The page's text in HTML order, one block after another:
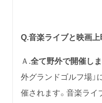
Q.音楽ライブと映画
Ａ.全て野外で開催し
外グランドゴルフ場」
催されます。音楽ライ